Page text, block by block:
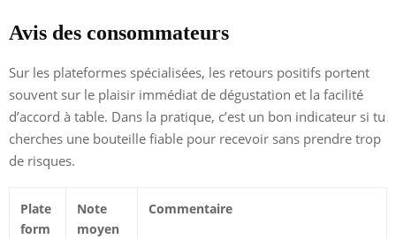
Avis des consommateurs
Sur les plateformes spécialisées, les retours positifs portent
souvent sur le plaisir immédiat de dégustation et la facilité
d’accord à table. Dans la pratique, c’est un bon indicateur si tu
cherches une bouteille fiable pour recevoir sans prendre trop
de risques.
Plate
form
Note
moyen
Commentaire